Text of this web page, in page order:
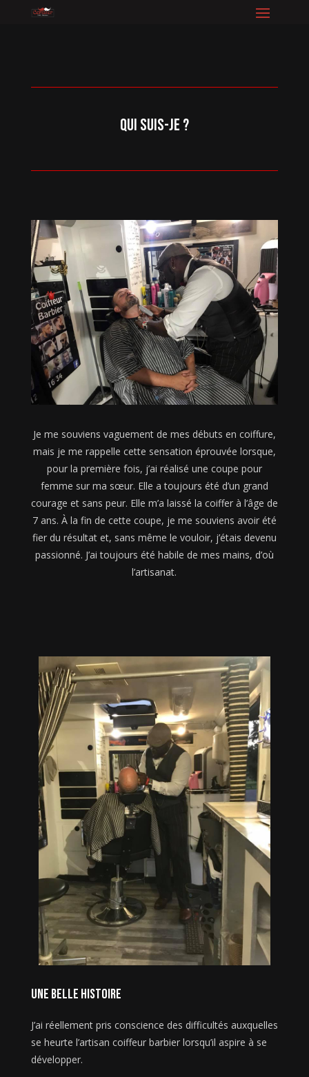
qui suis-je ?
Je me souviens vaguement de mes débuts en coiffure,
mais je me rappelle cette sensation éprouvée lorsque,
pour la première fois, j’ai réalisé une coupe pour
femme sur ma sœur. Elle a toujours été d’un grand
courage et sans peur. Elle m’a laissé la coiffer à l’âge de
7 ans. À la fin de cette coupe, je me souviens avoir été
fier du résultat et, sans même le vouloir, j’étais devenu
passionné. J’ai toujours été habile de mes mains, d’où
l’artisanat.
une belle histoire
J’ai réellement pris conscience des difficultés auxquelles
se heurte l’artisan coiffeur barbier lorsqu’il aspire à se
développer.